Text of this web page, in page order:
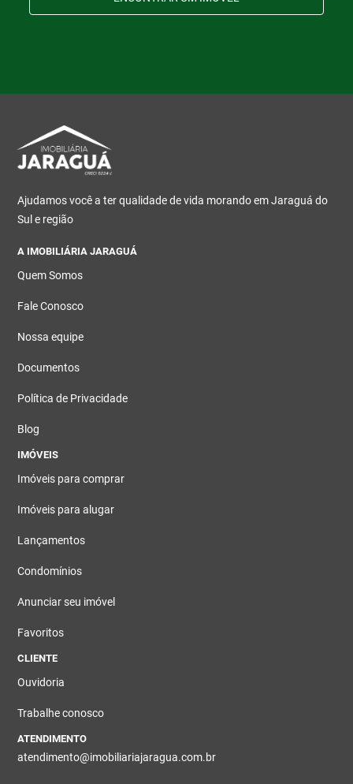
Ajudamos você a ter qualidade de vida morando em Jaraguá do
Sul e região
A IMOBILIÁRIA JARAGUÁ
Quem Somos
Fale Conosco
Nossa equipe
Documentos
Política de Privacidade
Blog
IMÓVEIS
Imóveis para comprar
Imóveis para alugar
Lançamentos
Condomínios
Anunciar seu imóvel
Favoritos
CLIENTE
Ouvidoria
Trabalhe conosco
ATENDIMENTO
atendimento@imobiliariajaragua.com.br